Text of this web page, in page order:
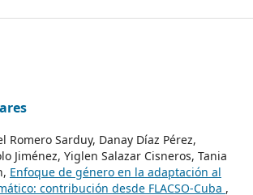
Romero Sarduy, Danay Díaz Pérez,
Jiménez, Yiglen Salazar Cisneros, Tania
Enfoque de género en la adaptación al
contribución desde FLACSO-Cuba ,